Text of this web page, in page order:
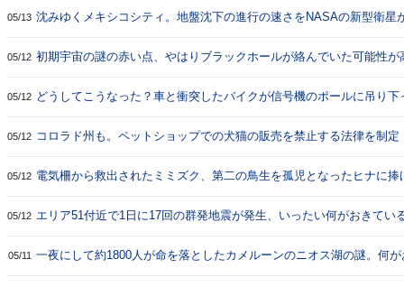
05/13 沈みゆくメキシコシティ。地盤沈下の進行の速さをNASAの新型衛星
05/12 初期宇宙の謎の赤い点、やはりブラックホールが絡んでいた可能性が
05/12 どうしてこうなった？車と衝突したバイクが信号機のポールに吊り下
05/12 コロラド州も。ペットショップでの犬猫の販売を禁止する法律を制定
05/12 電気柵から救出されたミミズク、第二の鳥生を孤児となったヒナに捧
05/12 エリア51付近で1日に17回の群発地震が発生、いったい何がおきてい
05/11 一夜にして約1800人が命を落としたカメルーンのニオス湖の謎。何